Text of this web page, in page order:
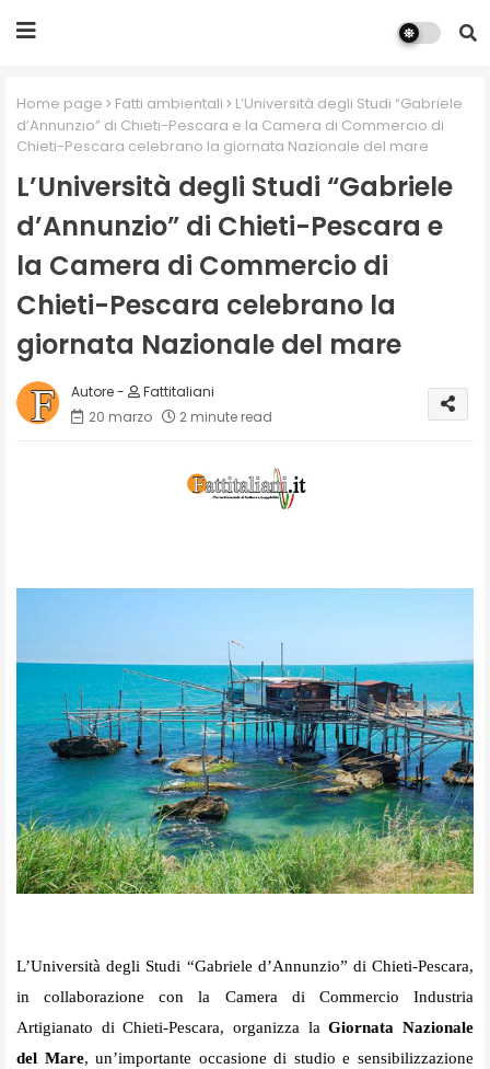
Home page Fatti ambientali
L’Università degli Studi “Gabriele
d’Annunzio” di Chieti-Pescara e la Camera di Commercio di
Chieti-Pescara celebrano la giornata Nazionale del mare
L’Università degli Studi “Gabriele
d’Annunzio” di Chieti-Pescara e
la Camera di Commercio di
Chieti-Pescara celebrano la
giornata Nazionale del mare
Fattitaliani
20 marzo
2 minute read
L’Università degli Studi “Gabriele d’Annunzio” di Chieti-Pescara,
in collaborazione con la Camera di Commercio Industria
Artigianato di Chieti-Pescara, organizza laGiornata Nazionale
del Mare, un’importante occasione di studio e sensibilizzazione